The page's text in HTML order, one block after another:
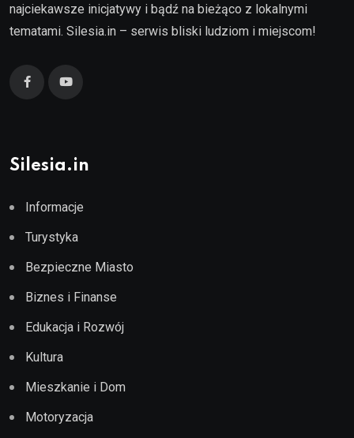
najciekawsze inicjatywy i bądź na bieżąco z lokalnymi
tematami. Silesia.in – serwis bliski ludziom i miejscom!
Silesia.in
Informacje
Turystyka
Bezpieczne Miasto
Biznes i Finanse
Edukacja i Rozwój
Kultura
Mieszkanie i Dom
Motoryzacja